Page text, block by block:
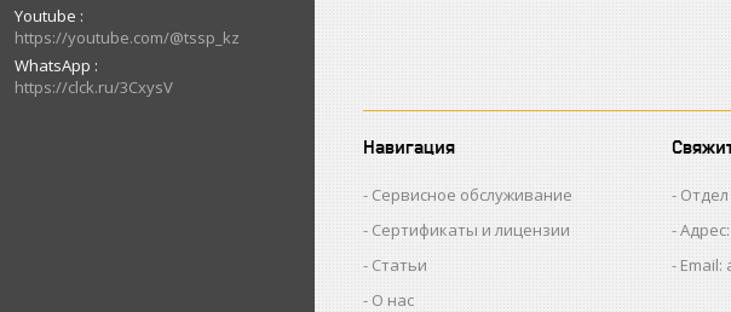
Youtube
https://youtube.com/@tssp_kz
WhatsApp
https://clck.ru/3CxysV
Навигация
Сервисное обслуживание
Сертификаты и лицензии
Статьи
О нас
Отдел
Email: